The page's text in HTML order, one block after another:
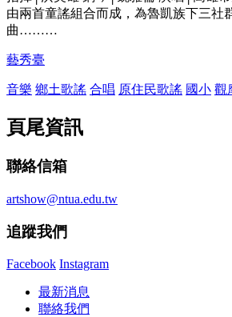
由兩首童謠組合而成，為魯凱族下三社
曲………
藝秀臺
音樂 鄉土歌謠 合唱 原住民歌謠 國小 觀
頁尾資訊
聯絡信箱
artshow@ntua.edu.tw
追蹤我們
Facebook Instagram
最新消息
聯絡我們